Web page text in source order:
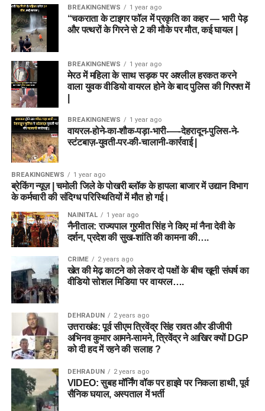
BREAKINGNEWS 1 year ago
“चकराता के टाइगर फॉल में प्रकृति का कहर — भारी पेड़
और पत्थरों के गिरने से 2 की मौके पर मौत, कई घायल |
BREAKINGNEWS 1 year ago
मेरठ में महिला के साथ सड़क पर अश्लील हरकत करने
वाला युवक वीडियो वायरल होने के बाद पुलिस की गिरफ्त में
BREAKINGNEWS 1 year ago
वायरल-होने-का-शौक-पड़ा-भारी-—-देहरादून-पुलिस-ने-
स्टंटबाज़-युवती-पर-की-चालानी-कार्रवाई |
BREAKINGNEWS 1 year ago
ब्रेकिंग न्यूज़ | चमोली जिले के पोखरी ब्लॉक के हापला बाजार में उद्यान विभाग
के कर्मचारी की संदिग्ध परिस्थितियों में मौत हो गई।
NAINITAL 1 year ago
नैनीताल: राज्यपाल गुरमीत सिंह ने किए मां नैना देवी के
दर्शन, प्रदेश की सुख-शांति की कामना की….
CRIME 2 years ago
खेत की मेढ़ काटने को लेकर दो पक्षों के बीच खूनी संघर्ष का
वीडियो सोशल मिडिया पर वायरल….
DEHRADUN 2 years ago
उत्तराखंड: पूर्व सीएम त्रिवेंद्र सिंह रावत और डीजीपी
अभिनव कुमार आमने-सामने, त्रिवेंद्र ने आखिर क्यों DGP
को दी हद में रहने की सलाह ?
DEHRADUN 2 years ago
VIDEO: सुबह मॉर्निंग वॉक पर हाइवे पर निकला हाथी, पूर्व
सैनिक घयाल, अस्पताल में भर्ती